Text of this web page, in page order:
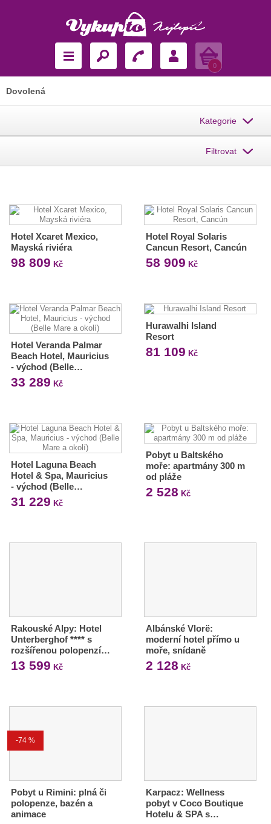
Košík
0
Dovolená
Kategorie
Filtrovat
Hotel Xcaret Mexico,
Mayská riviéra
98 809 Kč
Hotel Royal Solaris
Cancun Resort, Cancún
58 909 Kč
Hotel Veranda Palmar
Beach Hotel, Mauricius
- východ (Belle…
33 289 Kč
Hurawalhi Island
Resort
81 109 Kč
Hotel Laguna Beach
Hotel & Spa, Mauricius
- východ (Belle…
31 229 Kč
Pobyt u Baltského
moře: apartmány 300 m
od pláže
2 528 Kč
Rakouské Alpy: Hotel
Unterberghof **** s
rozšířenou polopenzí…
13 599 Kč
Albánské Vlorë:
moderní hotel přímo u
moře, snídaně
2 128 Kč
-74 %
Pobyt u Rimini: plná či
polopenze, bazén a
animace
Karpacz: Wellness
pobyt v Coco Boutique
Hotelu & SPA s…